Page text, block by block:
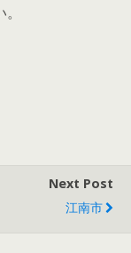
Next Post
江南市